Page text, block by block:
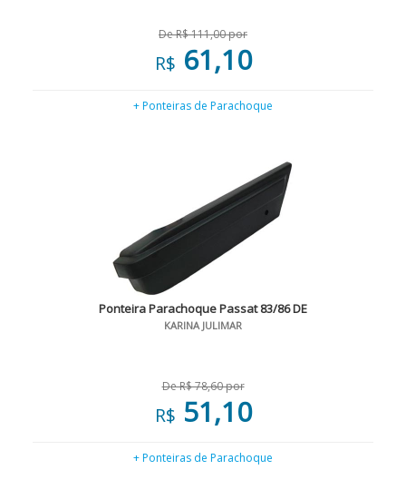
De R$ 111,00 por
R$ 61,10
+ Ponteiras de Parachoque
Ponteira Parachoque Passat 83/86 DE
KARINA JULIMAR
De R$ 78,60 por
R$ 51,10
+ Ponteiras de Parachoque